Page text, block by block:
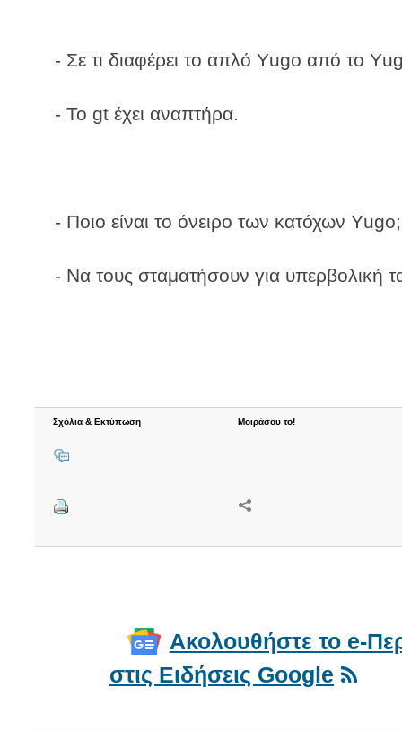
- Σε τι διαφέρει το απλό Υugo από το
- Το gt έχει αναπτήρα.
- Ποιο είναι το όνειρο των κατόχων Υugo;
- Να τους σταματήσουν για υπερβολική
Σχόλια & Εκτύπωση Μοιράσου το!
Ακολουθήστε το e-
στις Ειδήσεις Google